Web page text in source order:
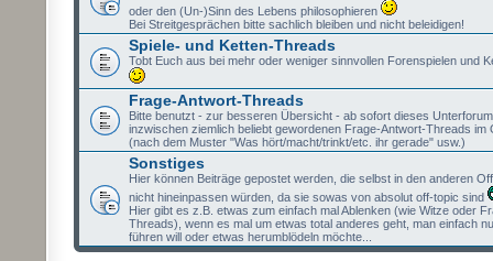
oder den (Un-)Sinn des Lebens philosophieren
Bei Streitgesprächen bitte sachlich bleiben und nicht beleidigen!
Spiele- und Ketten-Threads
Tobt Euch aus bei mehr oder weniger sinnvollen Forenspielen und
Frage-Antwort-Threads
Bitte benutzt - zur besseren Übersicht - ab sofort dieses
inzwischen ziemlich beliebt gewordenen Frage-Antwort-Threads im
(nach dem Muster "Was hört/macht/trinkt/etc. ihr gerade" usw.)
Sonstiges
Hier können Beiträge gepostet werden, die selbst in den anderen
nicht hineinpassen würden, da sie sowas von absolut off-topic sind
Hier gibt es z.B. etwas zum einfach mal Ablenken (wie Witze oder
Threads), wenn es mal um etwas total anderes geht, man einfach
führen will oder etwas herumblödeln möchte...